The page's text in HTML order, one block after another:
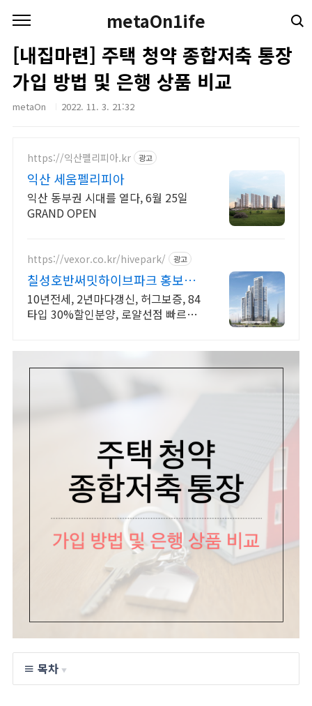
metaOn1ife
[내집마련] 주택 청약 종합저축 통장
가입 방법 및 은행 상품 비교
metaOn 2022. 11. 3. 21:32
https://익산펠리피아.kr 광고
익산 세움펠리피아
익산 동부권 시대를 열다, 6월 25일
GRAND OPEN
https://vexor.co.kr/hivepark/ 광고
칠성호반써밋하이브파크 홍보관
10년 전세임대
10년전세, 2년마다갱신, 허그보증, 84
타입 30%할인분양, 로얄선점 빠르게
≡ 목차 ▼